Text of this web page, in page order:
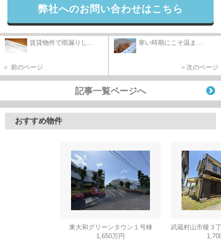
弊社へのお問い合わせはこちら
賃貸物件で雨漏りし...
＜ 前のページ
寒い時期にこそ温ま...
＞次のページ
記事一覧ページへ
おすすめ物件
東大和グリーンタウン１号棟
1,650万円